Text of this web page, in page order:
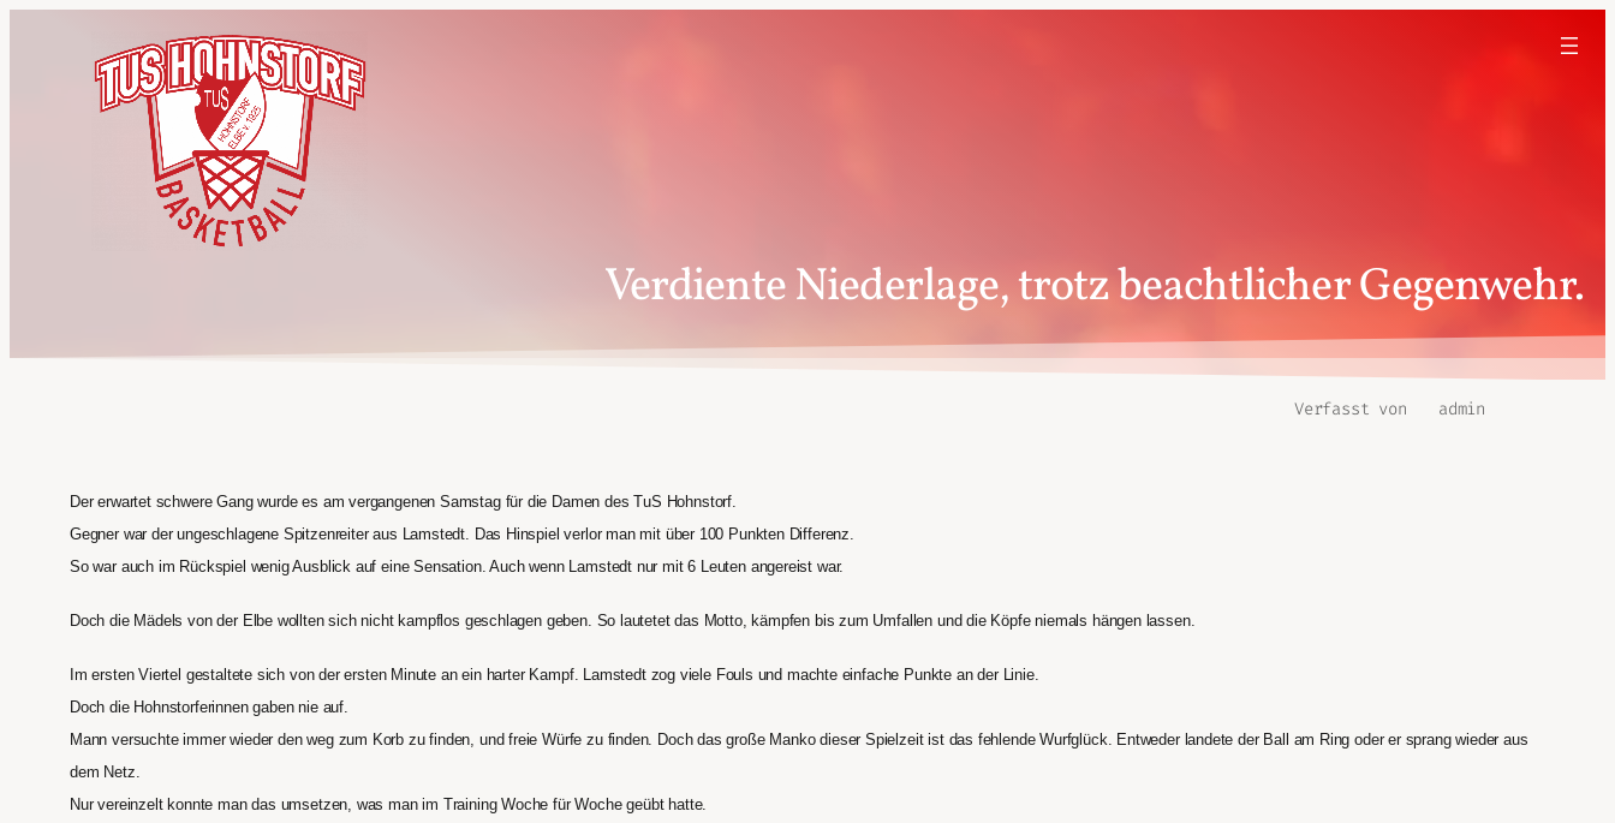
Verdiente Niederlage, trotz beachtlicher Gegenwehr.
Verfasst von admin
Der erwartet schwere Gang wurde es am vergangenen Samstag für die Damen des TuS Hohnstorf.
Gegner war der ungeschlagene Spitzenreiter aus Lamstedt. Das Hinspiel verlor man mit über 100 Punkten Differenz.
So war auch im Rückspiel wenig Ausblick auf eine Sensation. Auch wenn Lamstedt nur mit 6 Leuten angereist war.
Doch die Mädels von der Elbe wollten sich nicht kampflos geschlagen geben. So lautetet das Motto, kämpfen bis zum Umfallen und die Köpfe niemals hängen lassen.
Im ersten Viertel gestaltete sich von der ersten Minute an ein harter Kampf. Lamstedt zog viele Fouls und machte einfache Punkte an der Linie.
Doch die Hohnstorferinnen gaben nie auf.
Mann versuchte immer wieder den weg zum Korb zu finden, und freie Würfe zu finden. Doch das große Manko dieser Spielzeit ist das fehlende Wurfglück. Entweder landete der Ball am Ring oder er sprang wieder aus
dem Netz.
Nur vereinzelt konnte man das umsetzen, was man im Training Woche für Woche geübt hatte.